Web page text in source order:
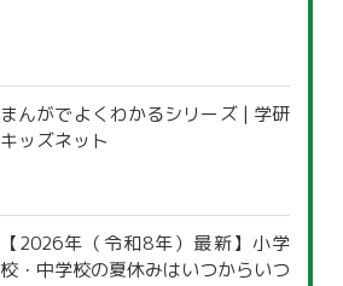
まんがでよくわかるシリーズ | 学研
キッズネット
【2026年（令和8年）最新】小学
校・中学校の夏休みはいつからいつ